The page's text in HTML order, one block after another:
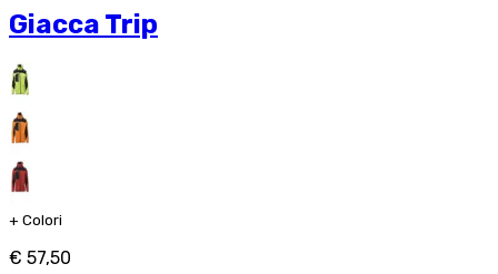
Giacca Trip
+ Colori
€ 57,50